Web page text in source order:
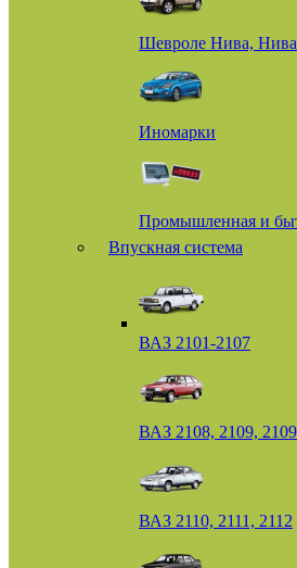
Шевроле Нива, Нива
Иномарки
Промышленная и
Впускная система
ВАЗ 2101-2107
ВАЗ 2108, 2109,
ВАЗ 2110, 2111, 2112